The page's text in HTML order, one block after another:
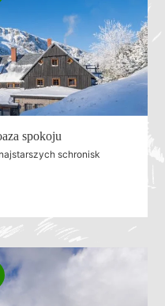
spokoju
schronisk